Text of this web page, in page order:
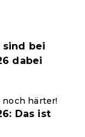
sind bei
dabei
härter!
Das ist